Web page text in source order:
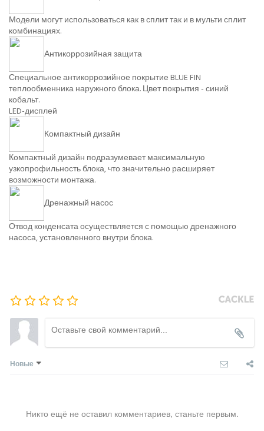
Модели могут использоваться как в сплит так и в мульти сплит
комбинациях.
Антикоррозийная защита
Специальное антикоррозийное покрытие BLUE FIN
теплообменника наружного блока. Цвет покрытия - синий
кобальт.
LED-дисплей
Компактный дизайн
Компактный дизайн подразумевает максимальную
узкопрофильность блока, что значительно расширяет
возможности монтажа.
Дренажный насос
Отвод конденсата осуществляется с помощью дренажного
насоса, установленного внутри блока.
Новые
Никто ещё не оставил комментариев, станьте первым.